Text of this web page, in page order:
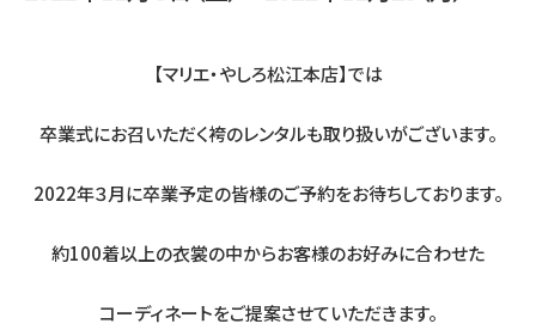
【マリエ・やしろ松江本店】では
卒業式にお召いただく袴のレンタルも取り扱いがございます。
2022年３月に卒業予定の皆様のご予約をお待ちしております。
約100着以上の衣裳の中からお客様のお好みに合わせた
コーディネートをご提案させていただきます。